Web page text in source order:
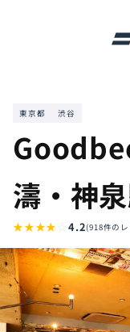
東京都 渋谷
濤・神泉
★★★★ ☆4.2(918件の